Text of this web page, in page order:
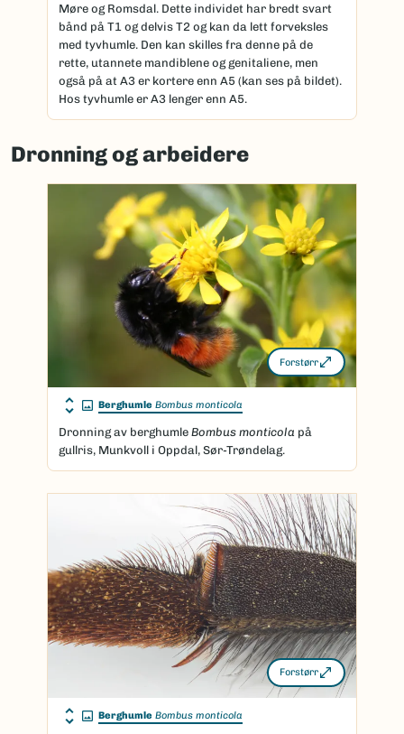
Møre og Romsdal. Dette individet har bredt svart
bånd på T1 og delvis T2 og kan da lett forveksles
med tyvhumle. Den kan skilles fra denne på de
rette, utannete mandiblene og genitaliene, men
også på at A3 er kortere enn A5 (kan ses på bildet).
Hos tyvhumle er A3 lenger enn A5.
Dronning og arbeidere
Forstørr
Berghumle Bombus monticola
Dronning av berghumle Bombus monticola på
gullris, Munkvoll i Oppdal, Sør-Trøndelag.
Forstørr
Berghumle Bombus monticola